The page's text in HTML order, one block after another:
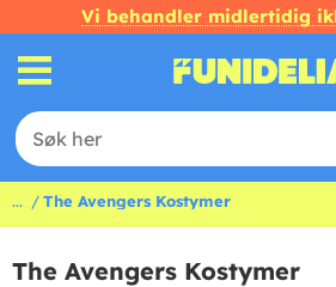
Vi behandler midlertidig
... The Avengers Kostymer
The Avengers Kostymer